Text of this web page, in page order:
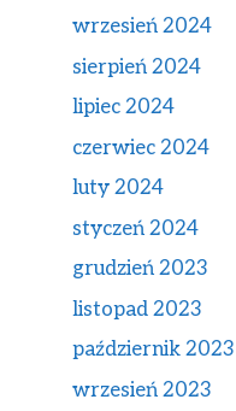
wrzesień 2024
sierpień 2024
lipiec 2024
czerwiec 2024
luty 2024
styczeń 2024
grudzień 2023
listopad 2023
październik 2023
wrzesień 2023